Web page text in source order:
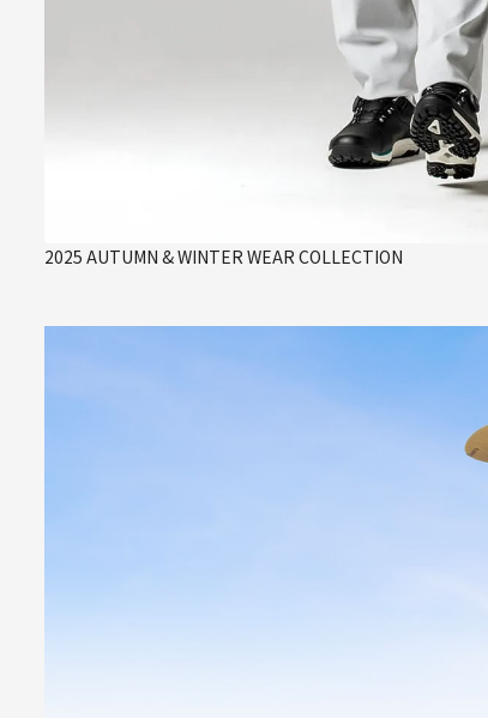
2025 AUTUMN & WINTER WEAR COLLECTION